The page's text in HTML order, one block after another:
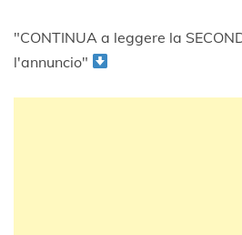
"CONTINUA a leggere la
l'annuncio"